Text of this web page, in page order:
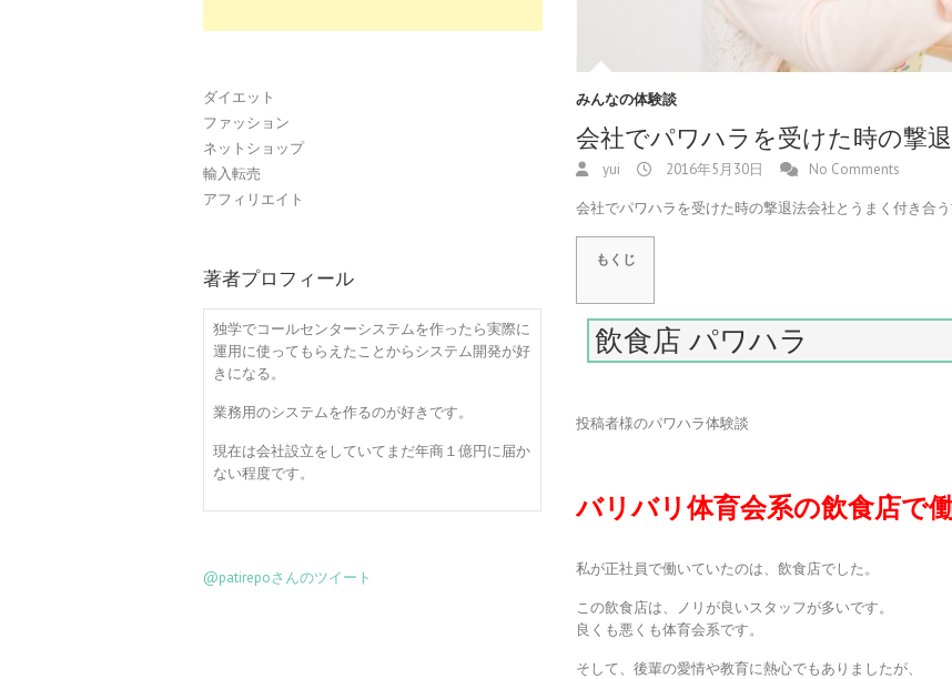
みんなの体験談
会社でパワハラを受けた時の撃
yui 2016年5月30日 No Comments
会社でパワハラを受けた時の撃退法会社とうまく付き合
もくじ
飲食店 パワハラ
投稿者様のパワハラ体験談
バリバリ体育会系の飲食店で
私が正社員で働いていたのは、飲食店でした。
この飲食店は、ノリが良いスタッフが多いです。
良くも悪くも体育会系です。
そして、後輩の愛情や教育に熱心でもありましたが、
ダイエット
ファッション
ネットショップ
輸入転売
アフィリエイト
著者プロフィール
独学でコールセンターシステムを作ったら実際に
運用に使ってもらえたことからシステム開発が好
きになる。
業務用のシステムを作るのが好きです。
現在は会社設立をしていてまだ年商１億円に届か
ない程度です。
@patirepoさんのツイート